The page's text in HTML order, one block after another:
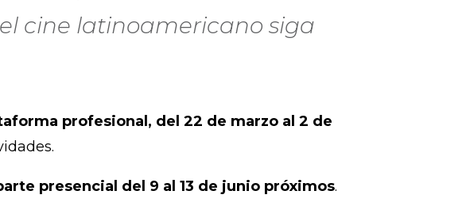
cine latinoamericano siga
profesional, del 22 de marzo al 2 de
presencial del 9 al 13 de junio próximos.